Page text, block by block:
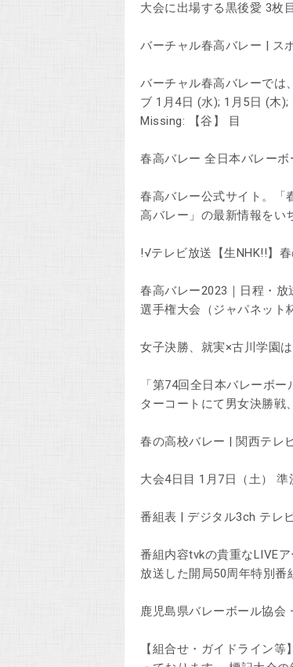
大会に出場する黒後愛 3枚
バーチャル春高バレー | ス
バーチャル春高バレーでは
ブ 1月4日 (水); 1月5日 (木
Missing: 【谷】 ‎目
春高バレー 全日本バレー
春高バレー公式サイト。「
高バレー」の最新情報をい
!√テレビ放送【生NHK!!】
春高バレー2023｜日程・
選手権大会（ジャパネット
女子決勝、就実×古川学園
「第74回全日本バレーボ
ターコートにて男女決勝戦
春の高校バレー | 関西テレ
大会4日目 1月7日（土）
番組表 | デジタル3ch テレ
番組内容tvkの貴重なLIVE
放送した開局50周年特別
鹿児島県バレーボール協
【組合せ・ガイドライン